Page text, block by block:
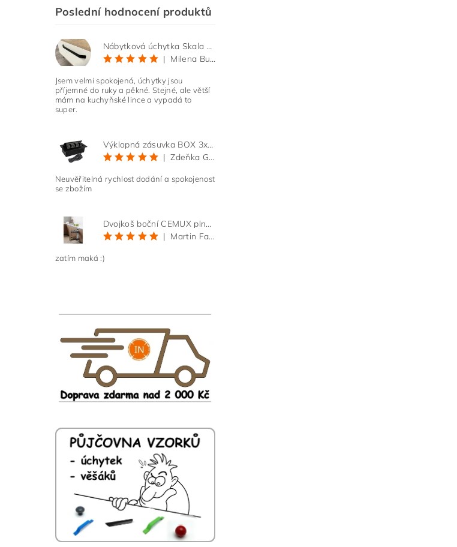
Poslední hodnocení produktů
Nábytková úchytka Skala černá matná
|
Milena Bučková
Jsem velmi spokojená, úchytky jsou
příjemné do ruky a pěkné. Stejné, ale větší
mám na kuchyňské lince a vypadá to
super.
Výklopná zásuvka BOX 3x 230V s 3m kabelem - černá
|
Zdeňka Gold
Neuvěřitelná rychlost dodání a spokojenost
se zbožím
Dvojkoš boční CEMUX plné dno 3D, s tlumením antracit 200 mm
|
Martin Faltus
zatím maká :)